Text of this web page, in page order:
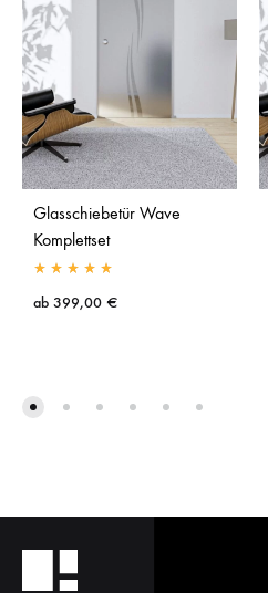
Glasschiebetür Wave
Komplettset
ab 399,00 €